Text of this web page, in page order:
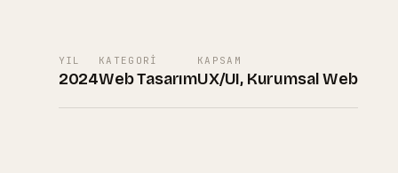
YIL
2024
KATEGORI
Web Tasarım
KAPSAM
UX/UI, Kurumsal Web